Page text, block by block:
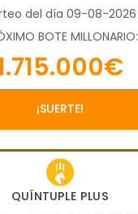
del día 09-08-2026
BOTE MILLONARIO:
¡SUERTE!
QUÍNTUPLE PLUS